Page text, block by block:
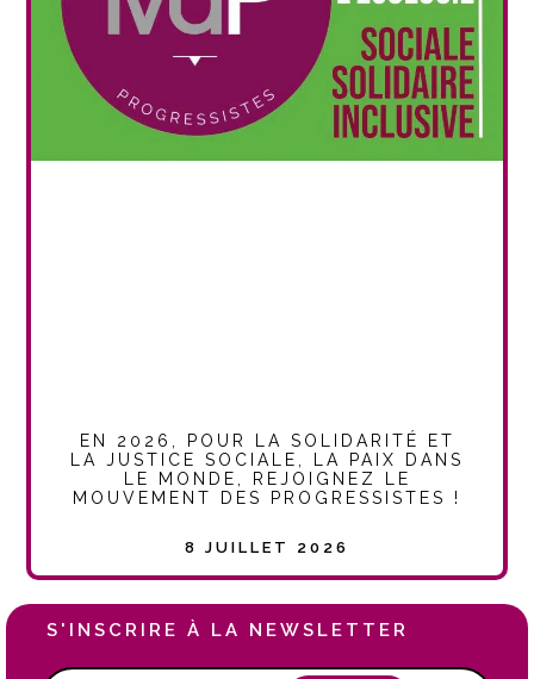
EN 2026, POUR LA SOLIDARITÉ ET
LA JUSTICE SOCIALE, LA PAIX DANS
LE MONDE, REJOIGNEZ LE
MOUVEMENT DES PROGRESSISTES !
8 JUILLET 2026
S'INSCRIRE À LA NEWSLETTER